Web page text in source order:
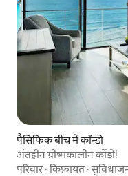
पैसिफिक बीच में कॉन्डो
अंतहीन ग्रीष्मकालीन कोंडो!
परिवार ·किफ़ायत ·